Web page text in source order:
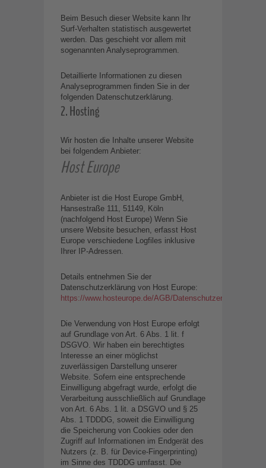
Beim Besuch dieser Website kann Ihr
Surf-Verhalten statistisch ausgewertet
werden. Das geschieht vor allem mit
sogenannten Analyseprogrammen.
Detaillierte Informationen zu diesen
Analyseprogrammen finden Sie in der
folgenden Datenschutzerklärung.
2. Hosting
Wir hosten die Inhalte unserer Website
bei folgendem Anbieter:
Host Europe
Anbieter ist die Host Europe GmbH,
Hansestraße 111, 51149, Köln
(nachfolgend Host Europe) Wenn Sie
unsere Website besuchen, erfasst Host
Europe verschiedene Logfiles inklusive
Ihrer IP-Adressen.
Details entnehmen Sie der
Datenschutzerklärung von Host Europe:
https://www.hosteurope.de/AGB/Datenschutzerklaerung/
Die Verwendung von Host Europe erfolgt
auf Grundlage von Art. 6 Abs. 1 lit. f
DSGVO. Wir haben ein berechtigtes
Interesse an einer möglichst
zuverlässigen Darstellung unserer
Website. Sofern eine entsprechende
Einwilligung abgefragt wurde, erfolgt die
Verarbeitung ausschließlich auf Grundlage
von Art. 6 Abs. 1 lit. a DSGVO und § 25
Abs. 1 TDDDG, soweit die Einwilligung
die Speicherung von Cookies oder den
Zugriff auf Informationen im Endgerät des
Nutzers (z. B. für Device-Fingerprinting)
im Sinne des TDDDG umfasst. Die